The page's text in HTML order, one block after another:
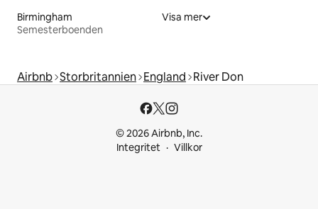
Birmingham
Semesterboenden
Visa mer
Airbnb Storbritannien England River Don
© 2026 Airbnb, Inc.
Integritet
Villkor